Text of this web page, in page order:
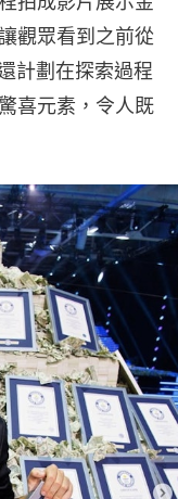
觀眾看到之前從
計劃在探索過程
喜元素，令人既